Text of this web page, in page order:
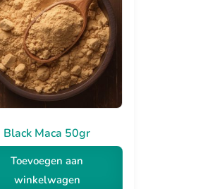
Black Maca 50gr
Toevoegen aan
winkelwagen